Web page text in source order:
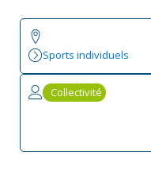
Sports individuels
Collectivité